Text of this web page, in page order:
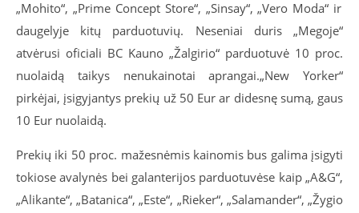
„Mohito“, „Prime Concept Store“, „Sinsay“, „Vero Moda“ ir
daugelyje kitų parduotuvių. Neseniai duris „Megoje“
atvėrusi oficiali BC Kauno „Žalgirio“ parduotuvė 10 proc.
nuolaidą taikys nenukainotai aprangai.„New Yorker“
pirkėjai, įsigyjantys prekių už 50 Eur ar didesnę sumą, gaus
10 Eur nuolaidą.
Prekių iki 50 proc. mažesnėmis kainomis bus galima įsigyti
tokiose avalynės bei galanterijos parduotuvėse kaip „A&G“,
„Alikante“, „Batanica“, „Este“, „Rieker“, „Salamander“, „Žygio